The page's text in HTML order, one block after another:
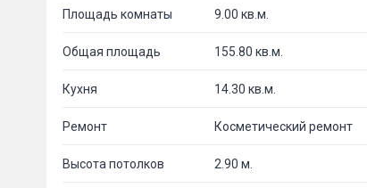
Площадь комнаты 9.00 кв.м.
Общая площадь 155.80 кв.м.
Кухня 14.30 кв.м.
Ремонт Косметический ремонт
Высота потолков 2.90 м.